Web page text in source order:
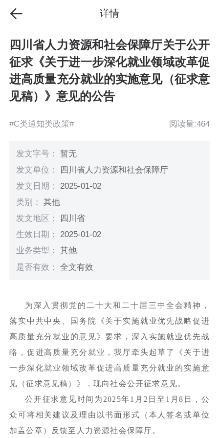
详情
四川省人力资源和社会保障厅关于公开
征求《关于进一步深化就业领域改革促
进高质量充分就业的实施意见（征求意
见稿）》意见的公告
#C类通知类政策# 阅读量:464
发文字号：暂无
发文单位： 四川省人力资源和社会保障厅
发文日期： 2025-01-02
类别：其他
发文地区：
四川省
生效日期： 2025-01-02
业务类型：其他
是否有效：全文有效
为深入贯彻党的二十大和二十届三中全会精神，
落实中共中央、国务院《关于实施就业优先战略促进
高质量充分就业的意见》要求，深入实施就业优先战
略，促进高质量充分就业，我厅牵头起草了《关于进
一步深化就业领域改革促进高质量充分就业的实施意
见（征求意见稿）》，现向社会公开征求意见。
公开征求意见时间为2025年1月2日至1月8日，公
众可将相关建议及理由以书面形式（本人签名或单位
加盖公章）反馈至人力资源社会保障厅。